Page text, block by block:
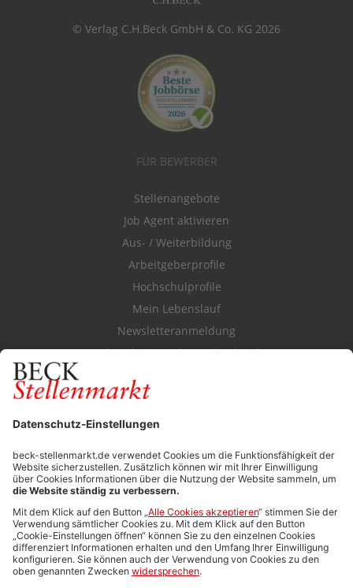
© Verlag C.H.Beck GmbH & Co. KG 2026
FÜR BEWERBER
Stellenangebote
Job Agent aktivieren
Aus- / Weiterbildung
Arbeitgeberprofile
Hochschulprofile
Mein Lebenslauf
Newsletteranmeldung
Durchsuchen Sie den Stellenkatalog
FÜR ARBEITGEBER
Stellenmarktpreise
Anzeigen-AGB
Media-Daten
Newsletteranmeldung
Produktübersicht
ALLGEMEIN